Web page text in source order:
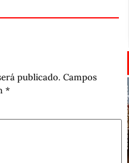
publicado. Campos
*